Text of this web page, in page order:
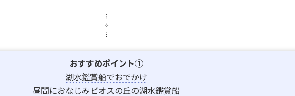
︙
✧
︙
おすすめポイント①
湖水鑑賞船でおでかけ
昼間におなじみビオスの丘の湖水鑑賞船